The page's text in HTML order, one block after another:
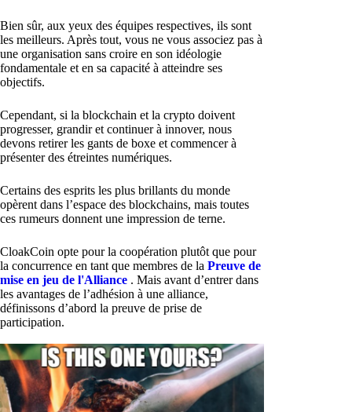
Bien sûr, aux yeux des équipes respectives, ils sont
les meilleurs. Après tout, vous ne vous associez pas à
une organisation sans croire en son idéologie
fondamentale et en sa capacité à atteindre ses
objectifs.
Cependant, si la blockchain et la crypto doivent
progresser, grandir et continuer à innover, nous
devons retirer les gants de boxe et commencer à
présenter des étreintes numériques.
Certains des esprits les plus brillants du monde
opèrent dans l’espace des blockchains, mais toutes
ces rumeurs donnent une impression de terne.
CloakCoin opte pour la coopération plutôt que pour
la concurrence en tant que membres de la Preuve de
mise en jeu de l'Alliance . Mais avant d’entrer dans
les avantages de l’adhésion à une alliance,
définissons d’abord la preuve de prise de
participation.